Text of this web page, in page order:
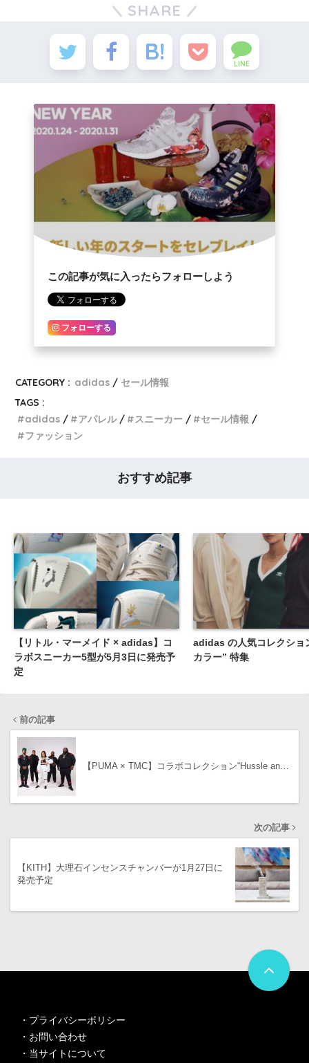
SHARE
LINE
この記事が気に入ったらフォローしよう
フォローする
CATEGORY : adidas
セール情報
TAGS :
adidas
アパレル スニーカー
セール情報
ファッション
おすすめ記事
【リトル・マーメイド × adidas】コ
ラボスニーカー5型が5月3日に発売予
定
adidas の人気コレクショ
カラー” 特集
前の記事
【PUMA × TMC】コラボコレクション“Hussle an…
次の記事
【KITH】大理石インセンスチャンバーが1月27日に
発売予定
・ プライバシーポリシー
・ お問い合わせ
・ 当サイトについて